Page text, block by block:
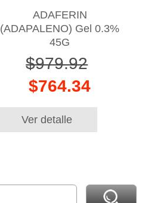
ADAFERIN
(ADAPALENO) Gel 0.3%
45G
$979.92
$764.34
Ver detalle